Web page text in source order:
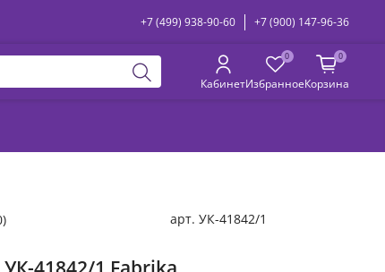
+7 (499) 938-90-60 +7 (900) 147-96-36
Кабинет
0
Избранное
0
Корзина
арт. УК-41842/1